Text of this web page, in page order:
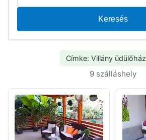
Keresés
Címke: Villány üdülőház
9 szálláshely